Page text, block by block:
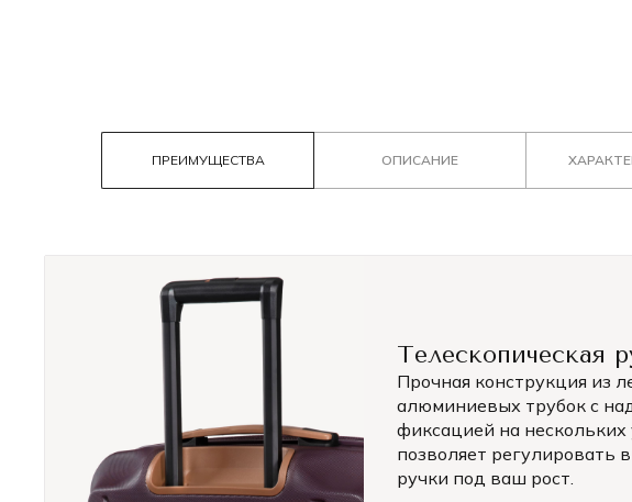
ПРЕИМУЩЕСТВА ОПИСАНИЕ
Телескопическая
Прочная конструкция из
алюминиевых трубок с
фиксацией на нескольких
позволяет регулировать
ручки под ваш рост.